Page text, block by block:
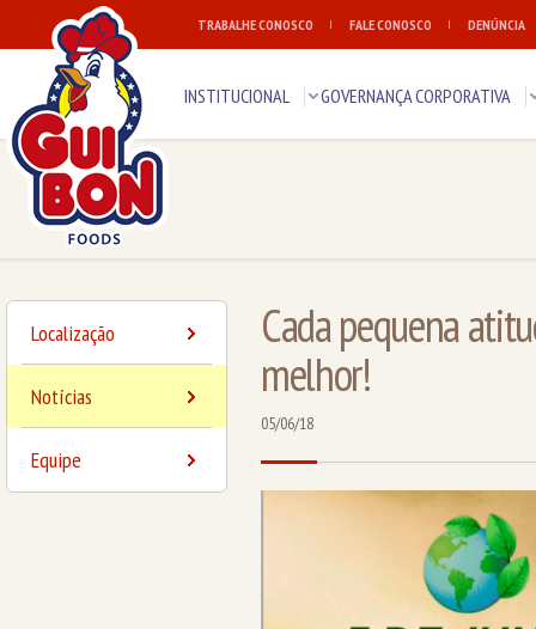
TRABALHE CONOSCO FALE CONOSCO DENÚNCIA
INSTITUCIONAL GOVERNANÇA CORPORATIVA
Localização
Notícias
Equipe
Cada pequena
melhor!
05/06/18